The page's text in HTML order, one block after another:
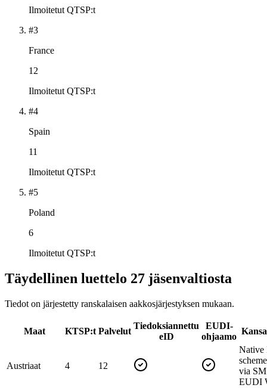
Ilmoitetut QTSP:t
#3
France
12
Ilmoitetut QTSP:t
#4
Spain
11
Ilmoitetut QTSP:t
#5
Poland
6
Ilmoitetut QTSP:t
Täydellinen luettelo 27 jäsenvaltiosta
Tiedot on järjestetty ranskalaisen aakkosjärjestyksen mukaan.
Maat KTSP:t Palvelut
Tiedoksiannettu
eID
EUDI-
ohjaamo
Austriaat 4 12
Native
via
EUDI